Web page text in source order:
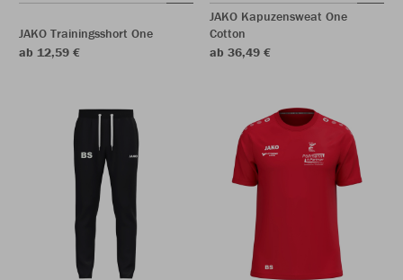
JAKO Trainingsshort One
ab 12,59 €
JAKO Kapuzensweat One
Cotton
ab 36,49 €